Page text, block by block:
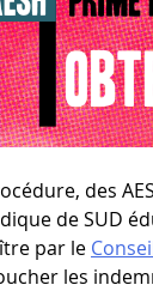
des
de SUD
par le
les